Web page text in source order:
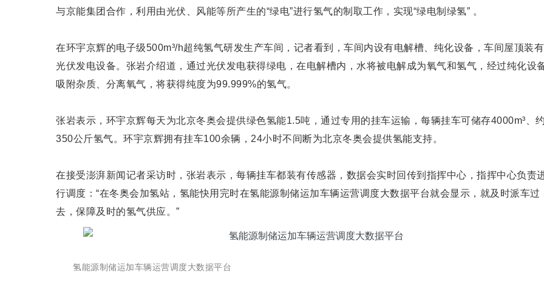
与京能集团合作，利用由光伏、风能等所产生的“绿电”进行氢气的制取工作，实现“绿电制绿氢” 。
在环宇京辉的电子级500m³/h超纯氢气研发生产车间，记者看到，车间内设有电解槽、纯化设备，车间屋顶装有
光伏发电设备。张岩介绍道，通过光伏发电获得绿电，在电解槽内，水将被电解成为氧气和氢气，经过纯化设
吸附杂质、分离氧气，将获得纯度为99.999%的氢气。
张岩表示，环宇京辉每天为北京冬奥会提供绿色氢能1.5吨，通过专用的挂车运输，每辆挂车可储存4000m³、约
350公斤氢气。环宇京辉拥有挂车100余辆，24小时不间断为北京冬奥会提供氢能支持。
在接受澎湃新闻记者采访时，张岩表示，每辆挂车都装有传感器，数据会实时回传到指挥中心，指挥中心负责
行调度：“在冬奥会加氢站，氢能快用完时在氢能源制储运加车辆运营调度大数据平台就会显示，就及时派车过
去，保障及时的氢气供应。”
氢能源制储运加车辆运营调度大数据平台